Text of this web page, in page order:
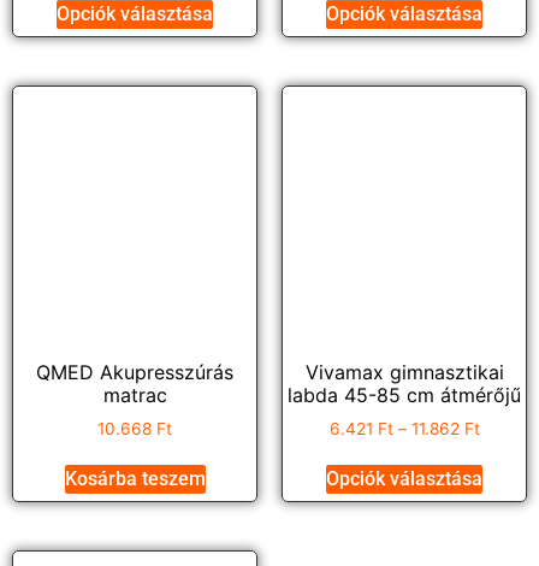
Opciók választása Opciók választása
QMED Akupresszúrás
matrac
10.668 Ft
Kosárba teszem
Vivamax gimnasztikai
labda 45-85 cm átmérőjű
6.421 Ft – 11.862 Ft
Opciók választása